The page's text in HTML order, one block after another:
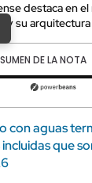
destaca en
y su
DE LA NOTA
0
con aguas
que